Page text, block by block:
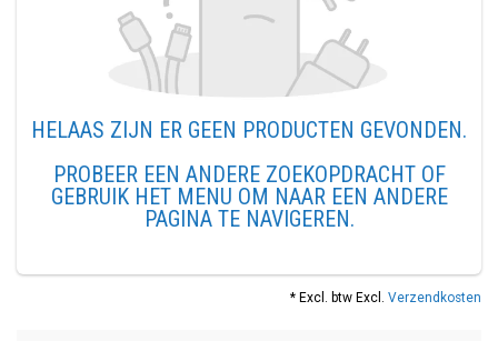
HELAAS ZIJN ER GEEN PRODUCTEN GEVONDEN.
PROBEER EEN ANDERE ZOEKOPDRACHT OF
GEBRUIK HET MENU OM NAAR EEN ANDERE
PAGINA TE NAVIGEREN.
* Excl. btw Excl. Verzendkosten